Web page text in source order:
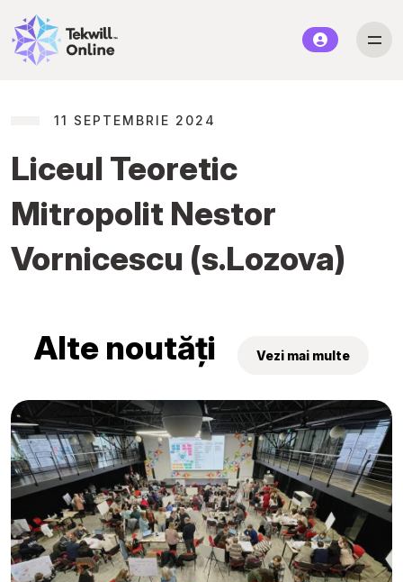
11 SEPTEMBRIE 2024
Liceul Teoretic
Mitropolit Nestor
Vornicescu (s.Lozova)
Alte noutăți Vezi mai multe